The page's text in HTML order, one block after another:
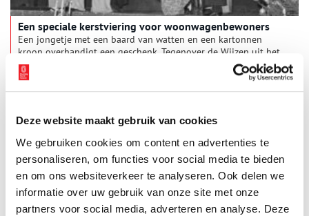
Deze website maakt gebruik van cookies
We gebruiken cookies om content en advertenties te
personaliseren, om functies voor social media te bieden
en om ons websiteverkeer te analyseren. Ook delen we
informatie over uw gebruik van onze site met onze
partners voor social media, adverteren en analyse. Deze
Een speciale kerstviering voor woonwagenbewoners
Een jongetje met een baard van watten en een kartonnen
kroon overhandigt een geschenk. Tegenover de Wijzen uit het
Oosten staat een groepje herders, verkleed met doeken en
baarden aan touwtjes. Aan de zijkant van het podium, tussen
de coulissen, kijken kleine kinderen toe. Ondertussen wiegt
Het lijkt een kerstvoorstelling van een kerk of school, maar de
beschrijving in de collectie van fotopersbureau De Boer luidt:
‘Kerstfeest woonwagenbewoners, IJmuiden, 20 december 1967’.
Waar kijken we precies naar? Wie zijn deze kinderen en wie
organiseerde deze avond?